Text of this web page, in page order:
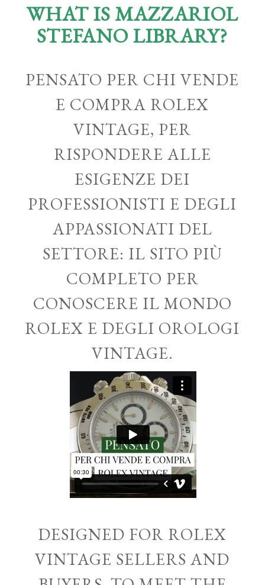
WHAT IS MAZZARIOL
STEFANO LIBRARY?
PENSATO PER CHI VENDE
E COMPRA ROLEX
VINTAGE, PER
RISPONDERE ALLE
ESIGENZE DEI
PROFESSIONISTI E DEGLI
APPASSIONATI DEL
SETTORE: IL SITO PIÙ
COMPLETO PER
CONOSCERE IL MONDO
ROLEX E DEGLI OROLOGI
VINTAGE.
DESIGNED FOR ROLEX
VINTAGE SELLERS AND